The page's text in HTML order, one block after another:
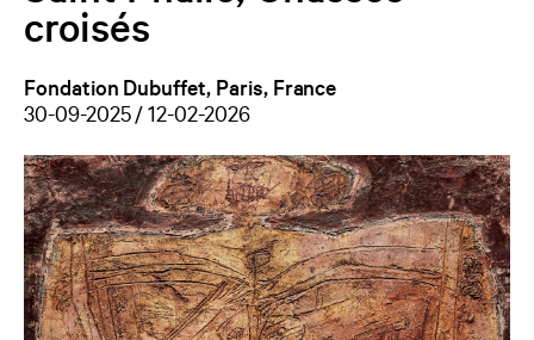
croisés
Fondation Dubuffet, Paris, France
30-09-2025 / 12-02-2026